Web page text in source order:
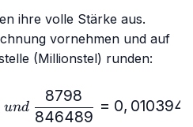
ihre volle Stärke aus.
vornehmen und auf
(Millionstel) runden:
und 846489
8798
= 0, 010394